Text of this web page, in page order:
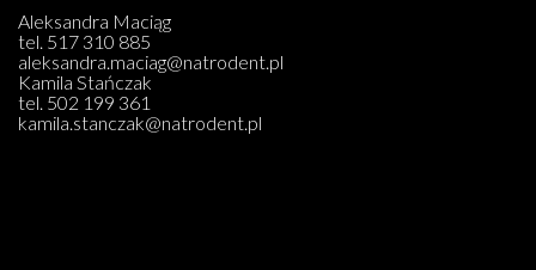
Aleksandra Maciąg
tel. 517 310 885
aleksandra.maciag@natrodent.pl
Kamila Stańczak
tel. 502 199 361
kamila.stanczak@natrodent.pl